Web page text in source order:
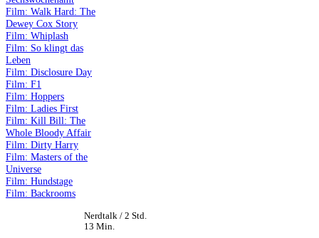
Film: Walk Hard: The
Dewey Cox Story
Film: Whiplash
Film: So klingt das
Leben
Film: Disclosure Day
Film: F1
Film: Hoppers
Film: Ladies First
Film: Kill Bill: The
Whole Bloody Affair
Film: Dirty Harry
Film: Masters of the
Universe
Film: Hundstage
Film: Backrooms
Nerdtalk / 2 Std.
13 Min.